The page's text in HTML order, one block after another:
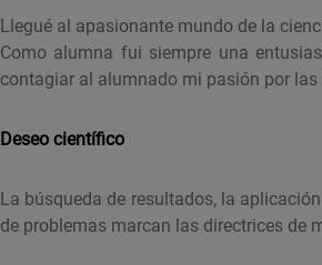
Llegué al apasionante mundo de la
Como alumna fui siempre una
contagiar al alumnado mi pasión por
Deseo científico
La búsqueda de resultados, la
de problemas marcan las directrices de